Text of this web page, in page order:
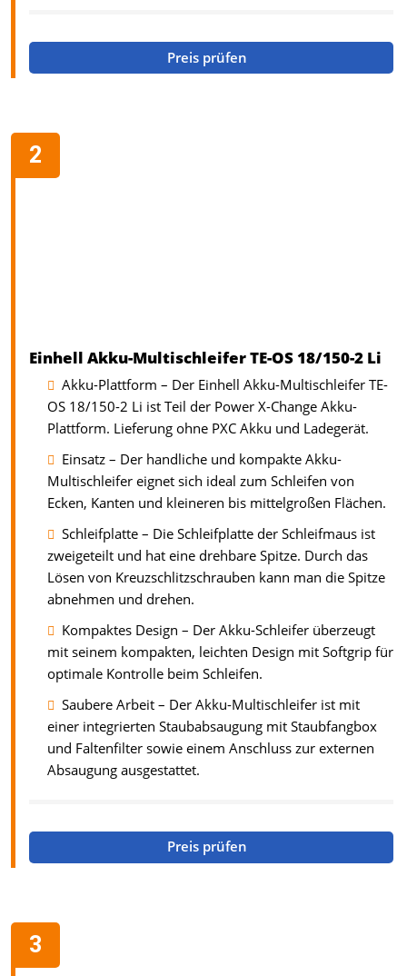
Preis prüfen
Einhell Akku-Multischleifer TE-OS 18/150-2 Li
Akku-Plattform – Der Einhell Akku-Multischleifer TE-
OS 18/150-2 Li ist Teil der Power X-Change Akku-
Plattform. Lieferung ohne PXC Akku und Ladegerät.
Einsatz – Der handliche und kompakte Akku-
Multischleifer eignet sich ideal zum Schleifen von
Ecken, Kanten und kleineren bis mittelgroßen Flächen.
Schleifplatte – Die Schleifplatte der Schleifmaus ist
zweigeteilt und hat eine drehbare Spitze. Durch das
Lösen von Kreuzschlitzschrauben kann man die Spitze
abnehmen und drehen.
Kompaktes Design – Der Akku-Schleifer überzeugt
mit seinem kompakten, leichten Design mit Softgrip für
optimale Kontrolle beim Schleifen.
Saubere Arbeit – Der Akku-Multischleifer ist mit
einer integrierten Staubabsaugung mit Staubfangbox
und Faltenfilter sowie einem Anschluss zur externen
Absaugung ausgestattet.
Preis prüfen